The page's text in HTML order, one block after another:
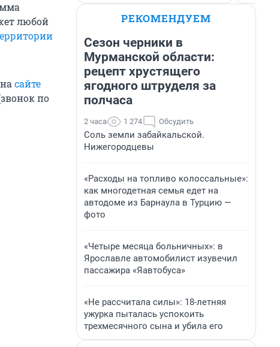
любой
сайте
по
РЕКОМЕНДУЕМ
Сезон черники в
Мурманской области:
рецепт хрустящего
ягодного штруделя за
полчаса
2 часа 1 274 Обсудить
Соль земли забайкальской.
Нижегородцевы
«Расходы на топливо колоссальные»:
как многодетная семья едет на
автодоме из Барнаула в Турцию —
фото
«Четыре месяца больничных»: в
Ярославле автомобилист изувечил
пассажира «Яавтобуса»
«Не рассчитала силы»: 18-летняя
ужурка пыталась успокоить
трехмесячного сына и убила его